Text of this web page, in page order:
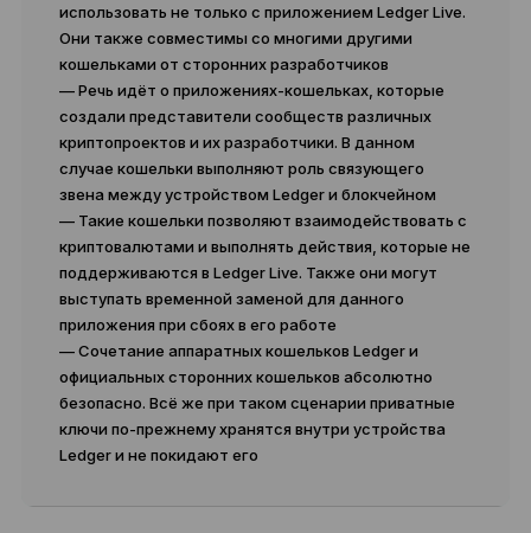
использовать не только с приложением Ledger Live.
Они также совместимы со многими другими
кошельками от сторонних разработчиков
— Речь идёт о приложениях-кошельках, которые
создали представители сообществ различных
криптопроектов и их разработчики. В данном
случае кошельки выполняют роль связующего
звена между устройством Ledger и блокчейном
— Такие кошельки позволяют взаимодействовать с
криптовалютами и выполнять действия, которые не
поддерживаются в Ledger Live. Также они могут
выступать временной заменой для данного
приложения при сбоях в его работе
— Сочетание аппаратных кошельков Ledger и
официальных сторонних кошельков абсолютно
безопасно. Всё же при таком сценарии приватные
ключи по-прежнему хранятся внутри устройства
Ledger и не покидают его